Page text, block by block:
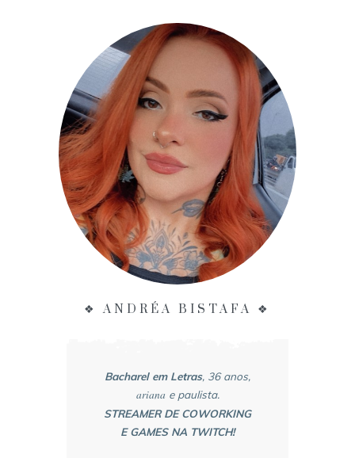
❖ ANDRÉA BISTAFA ❖
Bacharel em Letras, 36 anos,
arianae paulista.
STREAMER DE COWORKING
E GAMES NA TWITCH!